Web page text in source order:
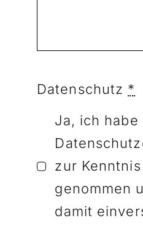
Datenschutz *
Ja, ich habe
zur Kenntnis
genommen
damit